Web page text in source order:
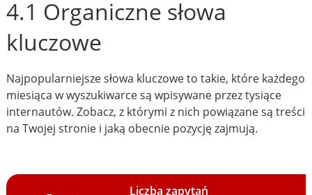
4.1 Organiczne słowa
kluczowe
Najpopularniejsze słowa kluczowe to takie, które każdego
miesiąca w wyszukiwarce są wpisywane przez tysiące
internautów. Zobacz, z którymi z nich powiązane są treści
na Twojej stronie i jaką obecnie pozycję zajmują.
Liczba zapytań